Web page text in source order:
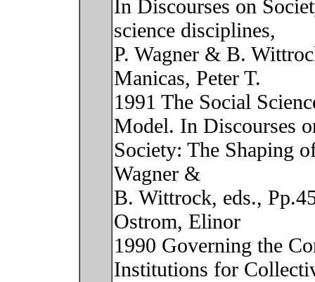
In Discourses on
science disciplines,
P. Wagner & B.
Manicas, Peter T.
1991 The Social
Model. In Discourses
Society: The Shaping
Wagner &
B. Wittrock, eds.,
Ostrom, Elinor
1990 Governing the
Institutions for